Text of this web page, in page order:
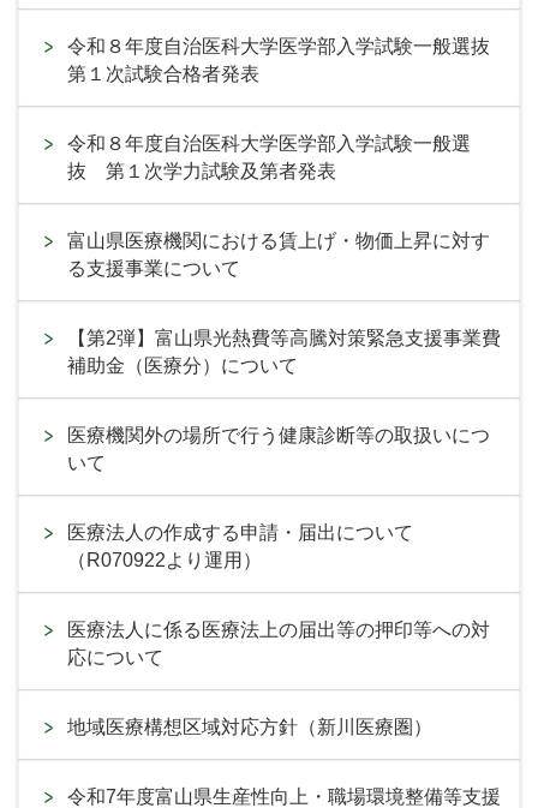
令和８年度自治医科大学医学部入学試験一般選抜
第１次試験合格者発表
令和８年度自治医科大学医学部入学試験一般選
抜 第１次学力試験及第者発表
富山県医療機関における賃上げ・物価上昇に対す
る支援事業について
【第2弾】富山県光熱費等高騰対策緊急支援事業費
補助金（医療分）について
医療機関外の場所で行う健康診断等の取扱いにつ
いて
医療法人の作成する申請・届出について
（R070922より運用）
医療法人に係る医療法上の届出等の押印等への対
応について
地域医療構想区域対応方針（新川医療圏）
令和7年度富山県生産性向上・職場環境整備等支援